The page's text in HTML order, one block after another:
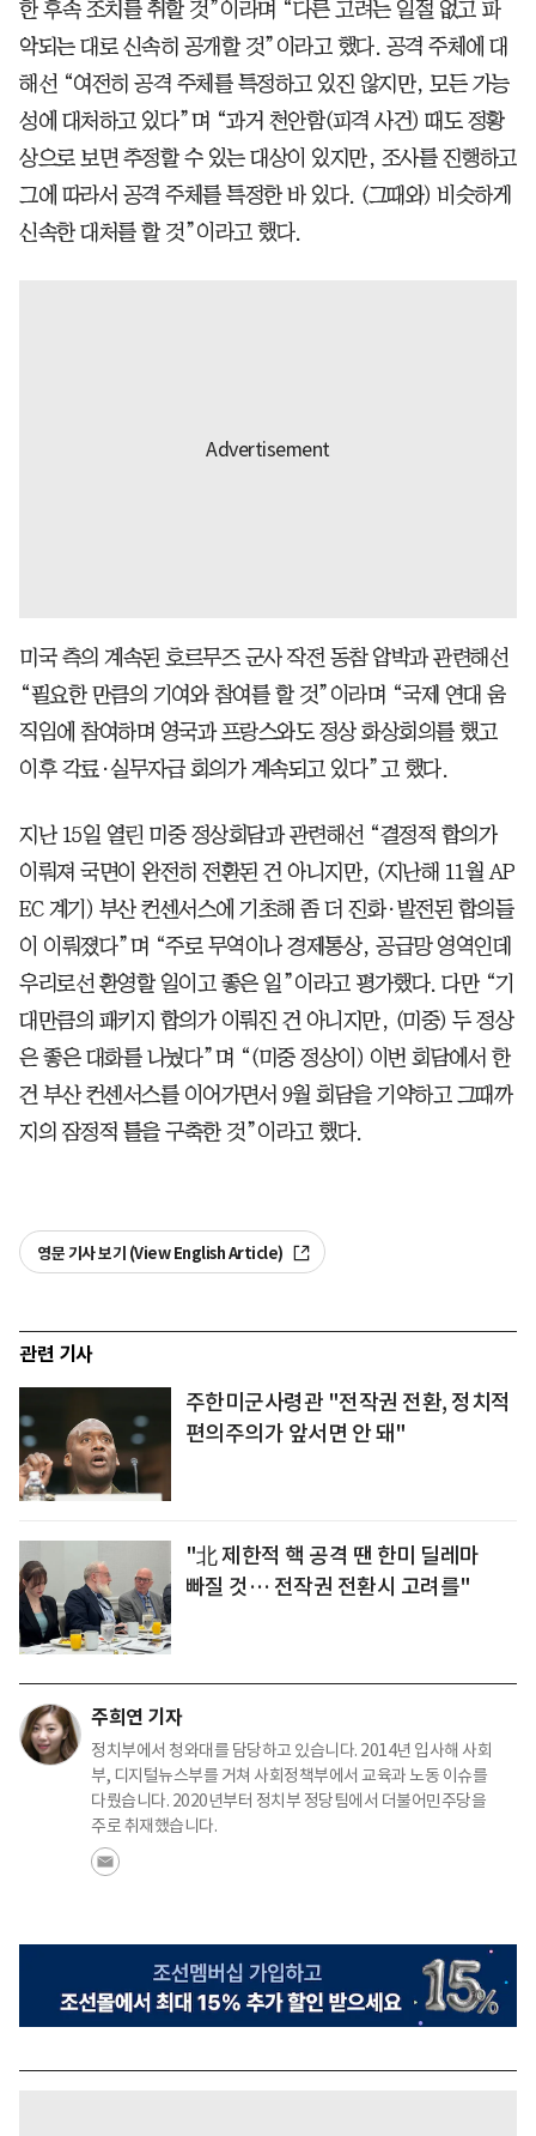
한 후속 조치를 취할 것”이라며 “다른 고려는 일절 없고 파
악되는 대로 신속히 공개할 것”이라고 했다. 공격 주체에 대
해선 “여전히 공격 주체를 특정하고 있진 않지만, 모든 가능
성에 대처하고 있다”며 “과거 천안함(피격 사건) 때도 정황
상으로 보면 추정할 수 있는 대상이 있지만, 조사를 진행하고
그에 따라서 공격 주체를 특정한 바 있다. (그때와) 비슷하게
신속한 대처를 할 것”이라고 했다.
미국 측의 계속된 호르무즈 군사 작전 동참 압박과 관련해선
“필요한 만큼의 기여와 참여를 할 것”이라며 “국제 연대 움
직임에 참여하며 영국과 프랑스와도 정상 화상회의를 했고
이후 각료·실무자급 회의가 계속되고 있다”고 했다.
지난 15일 열린 미중 정상회담과 관련해선 “결정적 합의가
이뤄져 국면이 완전히 전환된 건 아니지만, (지난해 11월 AP
EC 계기) 부산 컨센서스에 기초해 좀 더 진화·발전된 합의들
이 이뤄졌다”며 “주로 무역이나 경제통상, 공급망 영역인데
우리로선 환영할 일이고 좋은 일”이라고 평가했다. 다만 “기
대만큼의 패키지 합의가 이뤄진 건 아니지만, (미중) 두 정상
은 좋은 대화를 나눴다”며 “(미중 정상이) 이번 회담에서 한
건 부산 컨센서스를 이어가면서 9월 회담을 기약하고 그때까
지의 잠정적 틀을 구축한 것”이라고 했다.
영문 기사 보기 (View English Article)
관련 기사
주한미군사령관 "전작권 전환, 정치적
편의주의가 앞서면 안 돼"
"北 제한적 핵 공격 땐 한미 딜레마
빠질 것… 전작권 전환시 고려를"
주희연 기자
정치부에서 청와대를 담당하고 있습니다. 2014년 입사해 사회
부, 디지털뉴스부를 거쳐 사회정책부에서 교육과 노동 이슈를
다뤘습니다. 2020년부터 정치부 정당팀에서 더불어민주당을
주로 취재했습니다.